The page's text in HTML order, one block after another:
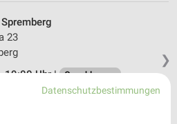
❯
23
19:00 Uhr | Geschlossen
Datenschutzbestimmungen